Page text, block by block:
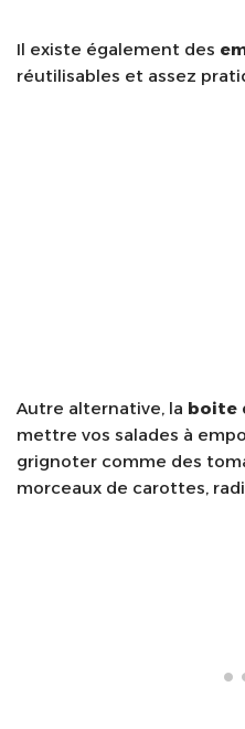
Il existe également des
réutilisables et assez
Autre alternative, la boite
mettre vos salades à
grignoter comme des
morceaux de carottes,